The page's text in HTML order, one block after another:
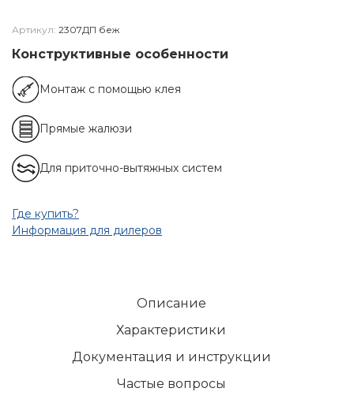
Артикул: 2307ДП беж
Конструктивные особенности
Монтаж с помощью клея
Прямые жалюзи
Для приточно-вытяжных систем
Где купить?
Информация для дилеров
Описание
Характеристики
Документация и инструкции
Частые вопросы